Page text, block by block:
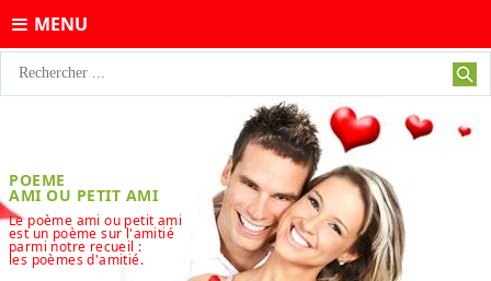
MENU
POEME
AMI OU PETIT AMI
Le poème ami ou petit ami
est un poème sur l'amitié
parmi notre recueil :
les poèmes d'amitié.